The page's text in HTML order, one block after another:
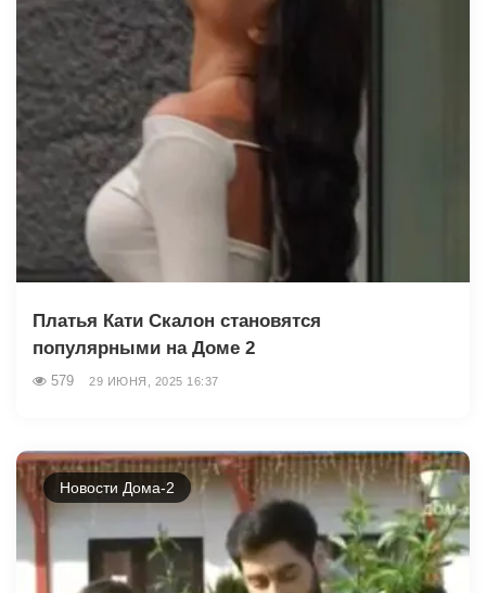
Платья Кати Скалон становятся
популярными на Доме 2
579 29 ИЮНЯ, 2025 16:37
Новости Дома-2